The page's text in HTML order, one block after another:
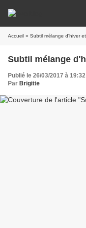
Accueil » Subtil mélange d'hiver
Subtil mélange
Publié le 26/03/2017 à 19:32
Par Brigitte